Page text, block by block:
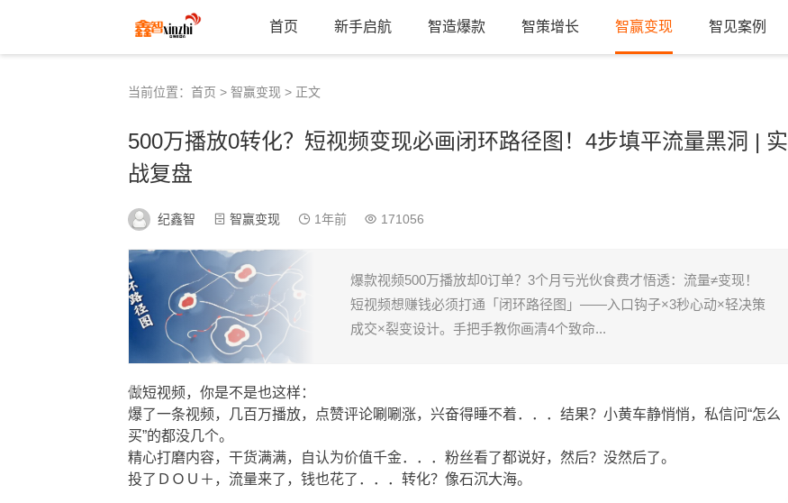
首页 新手启航 智造爆款 智策增长 智赢变现 智见案例
当前位置： 首页 > 智赢变现 > 正文
500万播放0转化？短视频变现必画闭环路径图！4步填平流量黑洞 | 实
战复盘
纪鑫智 智赢变现 1年前 171056
爆款视频500万播放却0订单？3个月亏光伙食费才悟透：流量≠变现！
短视频想赚钱必须打通「闭环路径图」——入口钩子×3秒心动×轻决策
成交×裂变设计。手把手教你画清4个致命...
做短视频，你是不是也这样：
爆了一条视频，几百万播放，点赞评论唰唰涨，兴奋得睡不着．．．结果？小黄车静悄悄，私信问“怎么
买”的都没几个。
精心打磨内容，干货满满，自认为价值千金．．．粉丝看了都说好，然后？没然后了。
投了ＤＯＵ＋，流量来了，钱也花了．．．转化？像石沉大海。